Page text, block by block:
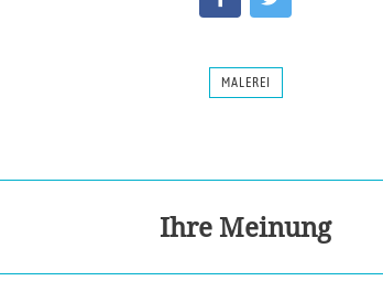
MALEREI
Ihre Meinung